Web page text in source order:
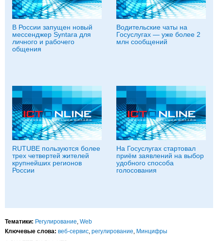
В России запущен новый
мессенджер Syntara для
личного и рабочего
общения
Водительские чаты на
Госуслугах — уже более 2
млн сообщений
RUTUBE пользуются более
трех четвертей жителей
крупнейших регионов
России
На Госуслугах стартовал
приём заявлений на выбор
удобного способа
голосования
Тематики: Регулирование, Web
Ключевые слова: веб-сервис, регулирование, Минцифры